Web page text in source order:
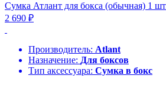
Сумка Атлант для бокса (обычная) 1
2 690 ₽
Производитель: Atlant
Назначение: Для боксов
Тип аксессуара: Сумка в бокс